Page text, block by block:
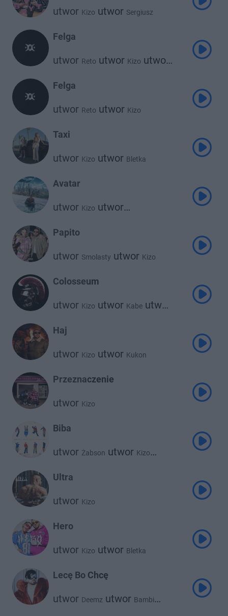
utwor Kizo utwor Sergiusz
Felga
utwor Reto utwor Kizo utwor
Felga
utwor Reto utwor Kizo
Taxi
utwor Kizo utwor Bletka
Avatar
utwor Kizo utwor
utwor
Papito
utwor Smolasty utwor Kizo
Colosseum
utwor Kizo utwor Kabe utwor
Borixon
Haj
utwor Kizo utwor Kukon
Przeznaczenie
utwor Kizo
Biba
utwor Żabson utwor Kizo
Ultra
utwor Kizo
Hero
utwor Kizo utwor Bletka
Lecę Bo Chcę
utwor Deemz utwor Bambi